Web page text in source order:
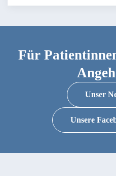
Für
Unser
Unsere